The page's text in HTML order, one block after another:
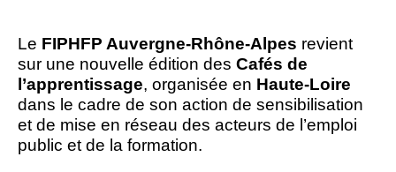
Le FIPHFP Auvergne-Rhône-Alpes revient
sur une nouvelle édition des Cafés de
l’apprentissage, organisée en Haute-Loire
dans le cadre de son action de sensibilisation
et de mise en réseau des acteurs de l’emploi
public et de la formation.